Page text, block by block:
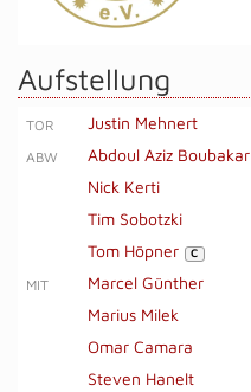
Aufstellung
TOR Justin Mehnert
ABW
Abdoul Aziz Boubakar
Nick Kerti
Tim Sobotzki
Tom Höpner
C
MIT
Marcel Günther
Marius Milek
Omar Camara
Steven Hanelt